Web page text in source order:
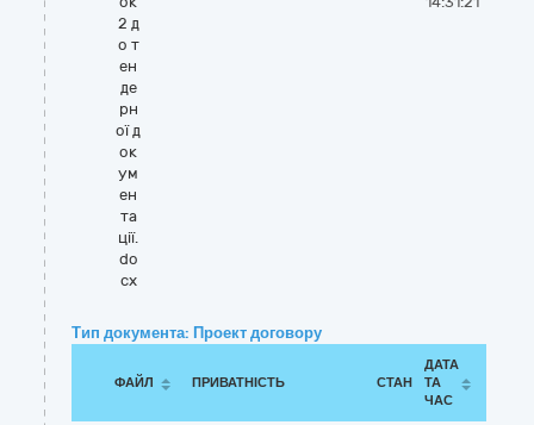
2 д
о т
ен
де
рн
ої д
ок
ум
ен
та
ції.
do
cx
Тип документа: Проект договору
ФАЙЛ ПРИВАТНІСТЬ СТАН
ДАТА
ТА
ЧАС